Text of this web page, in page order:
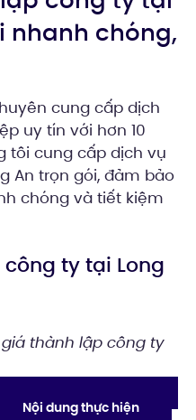
nhanh chóng,
cung cấp dịch
uy tín với hơn 10
tôi cung cấp dịch vụ
An trọn gói, đảm bảo
chóng và tiết kiệm
ty tại Long
thành lập công ty
Nội dung thực hiện